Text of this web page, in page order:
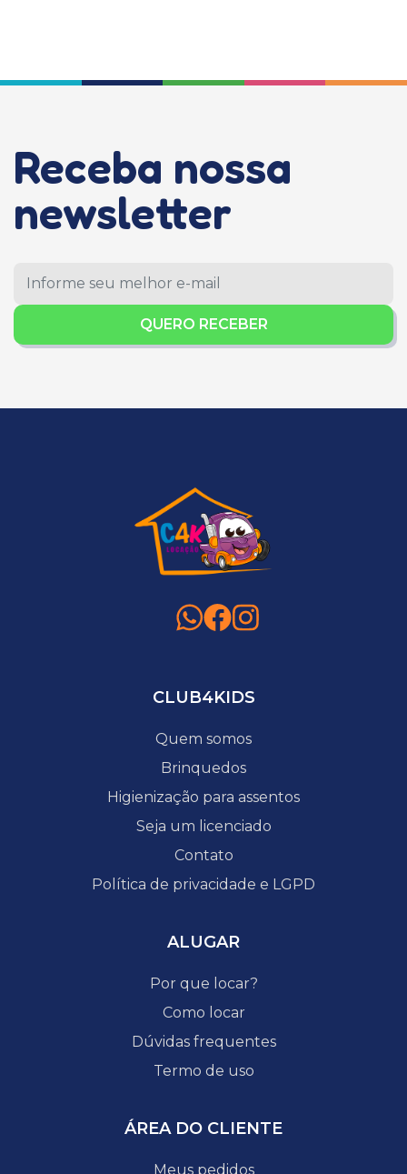
Receba nossa
newsletter
QUERO RECEBER
CLUB4KIDS
Quem somos
Brinquedos
Higienização para assentos
Seja um licenciado
Contato
Política de privacidade e LGPD
ALUGAR
Por que locar?
Como locar
Dúvidas frequentes
Termo de uso
ÁREA DO CLIENTE
Meus pedidos